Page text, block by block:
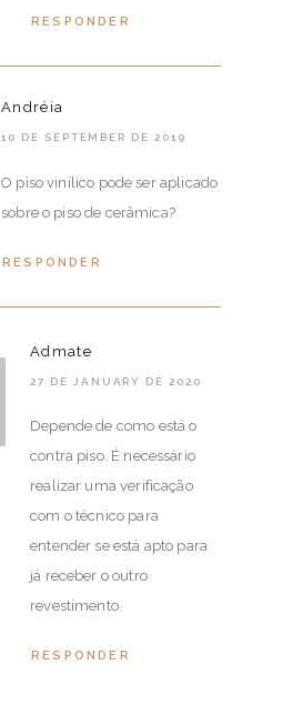
RESPONDER
Andréia
10 DE SEPTEMBER DE 2019
O piso vinílico pode ser aplicado
sobre o piso de cerâmica?
RESPONDER
Admate
27 DE JANUARY DE 2020
Depende de como está o
contra piso. É necessário
realizar uma verificação
com o técnico para
entender se está apto para
já receber o outro
revestimento.
RESPONDER